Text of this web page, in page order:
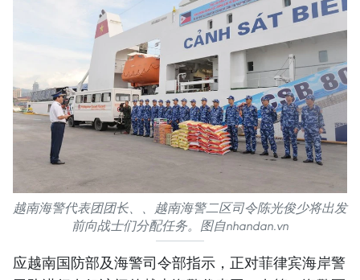
越南海警代表团团长、、越南海警二区司令陈光俊少将出发
前向战士们分配任务。图自nhandan.vn
应越南国防部及海警司令部指示，正对菲律宾海岸警